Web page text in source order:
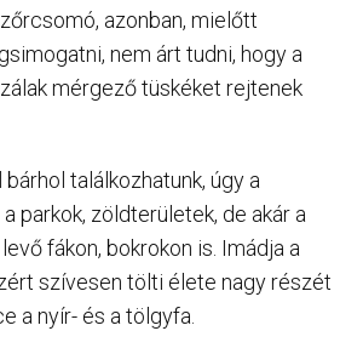
azonban, mielőtt
nem árt tudni, hogy a
mérgező tüskéket rejtenek
találkozhatunk, úgy a
parkok, zöldterületek, de akár a
fákon, bokrokon is. Imádja a
szívesen tölti élete nagy részét
a nyír- és a tölgyfa.